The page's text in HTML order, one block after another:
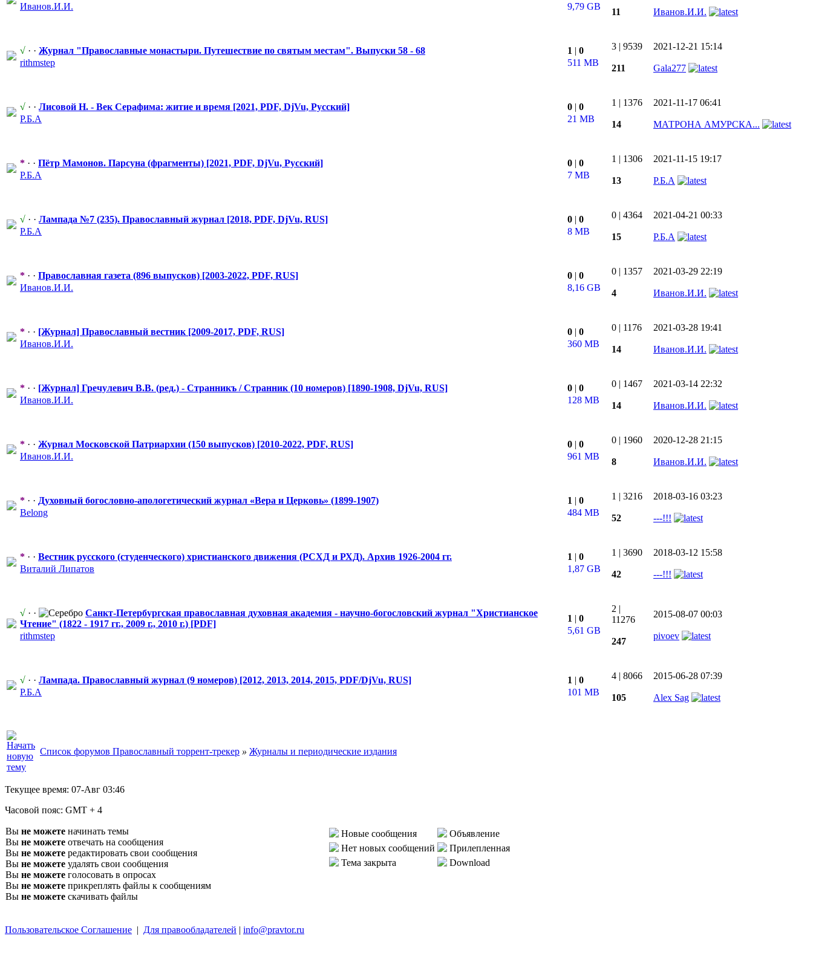
Иванов.И.И.
9,79 GB
11 Иванов.И.И.
√ · · Журнал "Правосл​авные монастыри. Путешествие по святым местам". Выпуски 58 - 68
rithmstep
1 | 0
511 MB
3 | 9539
211
2021-12-21 15:14
Gala277
√ · · Лисовой Н. - Век Серафима: житие и время [2021, PDF, DjVu, Русский]
Р.Б.А
0 | 0
21 MB
1 | 1376
14
2021-11-17 06:41
МАТРОНА АМУРСКА...
* · · Пётр Мамонов. Парсуна (фрагменты) [2021, PDF, DjVu, Русский]
Р.Б.А
0 | 0
7 MB
1 | 1306
13
2021-11-15 19:17
Р.Б.А
√ · · Лампада №7 (235). Православный ​ журнал [2018, PDF, DjVu, RUS]
Р.Б.А
0 | 0
8 MB
0 | 4364
15
2021-04-21 00:33
Р.Б.А
* · · Православная ​ газета (896 выпусков) [2003-2022, PDF, RUS]
Иванов.И.И.
0 | 0
8,16 GB
0 | 1357
4
2021-03-29 22:19
Иванов.И.И.
* · · [Журнал] Православный ​ вестник [2009-2017, PDF, RUS]
Иванов.И.И.
0 | 0
360 MB
0 | 1176
14
2021-03-28 19:41
Иванов.И.И.
* · · [Журнал] Гречулевич В.В. (ред.) - Странникъ / Странник (10 номеров) [1890-1908, DjVu, RUS]
Иванов.И.И.
0 | 0
128 MB
0 | 1467
14
2021-03-14 22:32
Иванов.И.И.
* · · Журнал Московской Патриархии (150 выпусков) [2010-2022, PDF, RUS]
Иванов.И.И.
0 | 0
961 MB
0 | 1960
8
2020-12-28 21:15
Иванов.И.И.
* · · Духовный богословно-а​пологетическ​ий журнал «Вера и Церковь» (1899-1907)
Belong
1 | 0
484 MB
1 | 3216
52
2018-03-16 03:23
---!!!
* · · Вестник русского (студенческог​о) христианског​о движения (РСХД и РХД). Архив 1926-2004 гг.
Виталий Липатов
1 | 0
1,87 GB
1 | 3690
42
2018-03-12 15:58
---!!!
√ · · Санкт-Петерб​ургская православная ​ духовная академия - научно-богос​ловский журнал "Христиа​нское
Чтение" (1822 - 1917 гг., 2009 г., 2010 г.) [PDF]
rithmstep
1 | 0
5,61 GB
2 |
11276
247
2015-08-07 00:03
pivoev
√ · · Лампада. Православный ​ журнал (9 номеров) [2012, 2013, 2014, 2015, PDF/DjVu, RUS]
Р.Б.А
1 | 0
101 MB
4 | 8066
105
2015-06-28 07:39
Alex Sag
Список форумов Православный торрент-трекер » Журналы и периодические издания
Текущее время: 07-Авг 03:46
Часовой пояс: GMT + 4
Вы не можете начинать темы
Вы не можете отвечать на сообщения
Вы не можете редактировать свои сообщения
Вы не можете удалять свои сообщения
Вы не можете голосовать в опросах
Вы не можете прикреплять файлы к сообщениям
Вы не можете скачивать файлы
Новые сообщения
Объявление
Нет новых сообщений
Прилепленная
Тема закрыта
Download
Пользовательское Соглашение | Для правообладателей | info@pravtor.ru